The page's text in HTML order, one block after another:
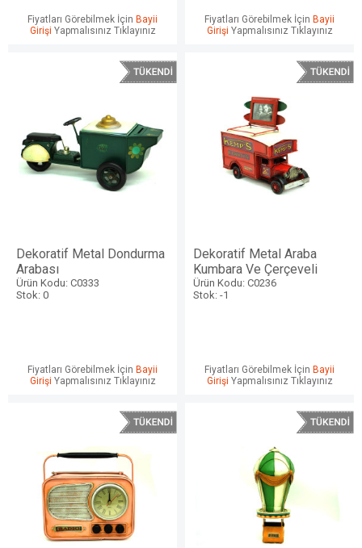
Fiyatları Görebilmek İçin Bayii
Girişi Yapmalısınız Tıklayınız
Fiyatları Görebilmek İçin Bayii
Girişi Yapmalısınız Tıklayınız
Dekoratif Metal Dondurma
Arabası
Ürün Kodu: C0333
Stok: 0
Fiyatları Görebilmek İçin Bayii
Girişi Yapmalısınız Tıklayınız
Dekoratif Metal Araba
Kumbara Ve Çerçeveli
Ürün Kodu: C0236
Stok: -1
Fiyatları Görebilmek İçin Bayii
Girişi Yapmalısınız Tıklayınız